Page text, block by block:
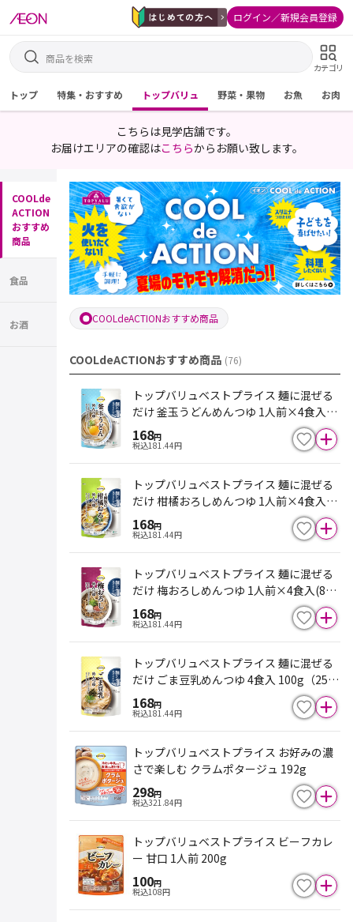
ログイン／新規会員登録
カテゴリ
トップ 特集・おすすめ トップバリュ 野菜・果物 お魚 お肉
こちらは見学店舗です。
お届けエリアの確認はこちらからお願い致します。
COOLde
ACTION
おすすめ
商品
食品
お酒 COOLdeACTIONおすすめ商品
COOLdeACTIONおすすめ商品 (76)
トップバリュベストプライス 麺に混ぜる
だけ 釜玉うどんめんつゆ 1人前×4食入(9
2g)
168円
税込181.44円
トップバリュベストプライス 麺に混ぜる
だけ 柑橘おろしめんつゆ 1人前×4食入(8
8g)
168円
税込181.44円
トップバリュベストプライス 麺に混ぜる
だけ 梅おろしめんつゆ 1人前×4食入(88
g)
168円
税込181.44円
トップバリュベストプライス 麺に混ぜる
だけ ごま豆乳めんつゆ 4食入 100g（25g
×4食）
168円
税込181.44円
トップバリュベストプライス お好みの濃
さで楽しむ クラムポタージュ 192g
298円
税込321.84円
トップバリュベストプライス ビーフカレ
ー 甘口 1人前 200g
100円
税込108円